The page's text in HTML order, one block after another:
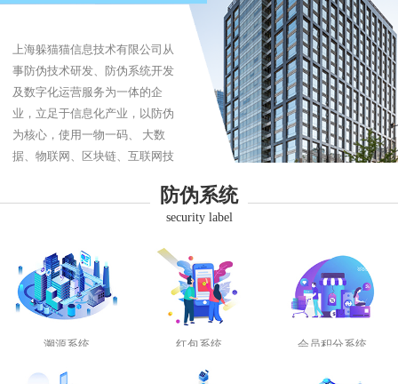
上海躲猫猫信息技术有限公司从
事防伪技术研发、防伪系统开发
及数字化运营服务为一体的企
业，立足于信息化产业，以防伪
为核心，使用一物一码、 大数
据、物联网、区块链、互联网技
防窜货、追溯系统、商品溯源、防伪系统
security label
溯源系统 红包系统 会员积分系统